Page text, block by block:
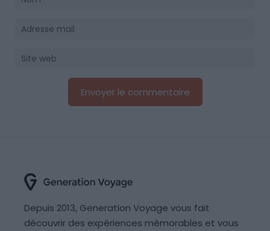
Depuis 2013, Generation Voyage vous fait
découvrir des expériences mémorables et vous